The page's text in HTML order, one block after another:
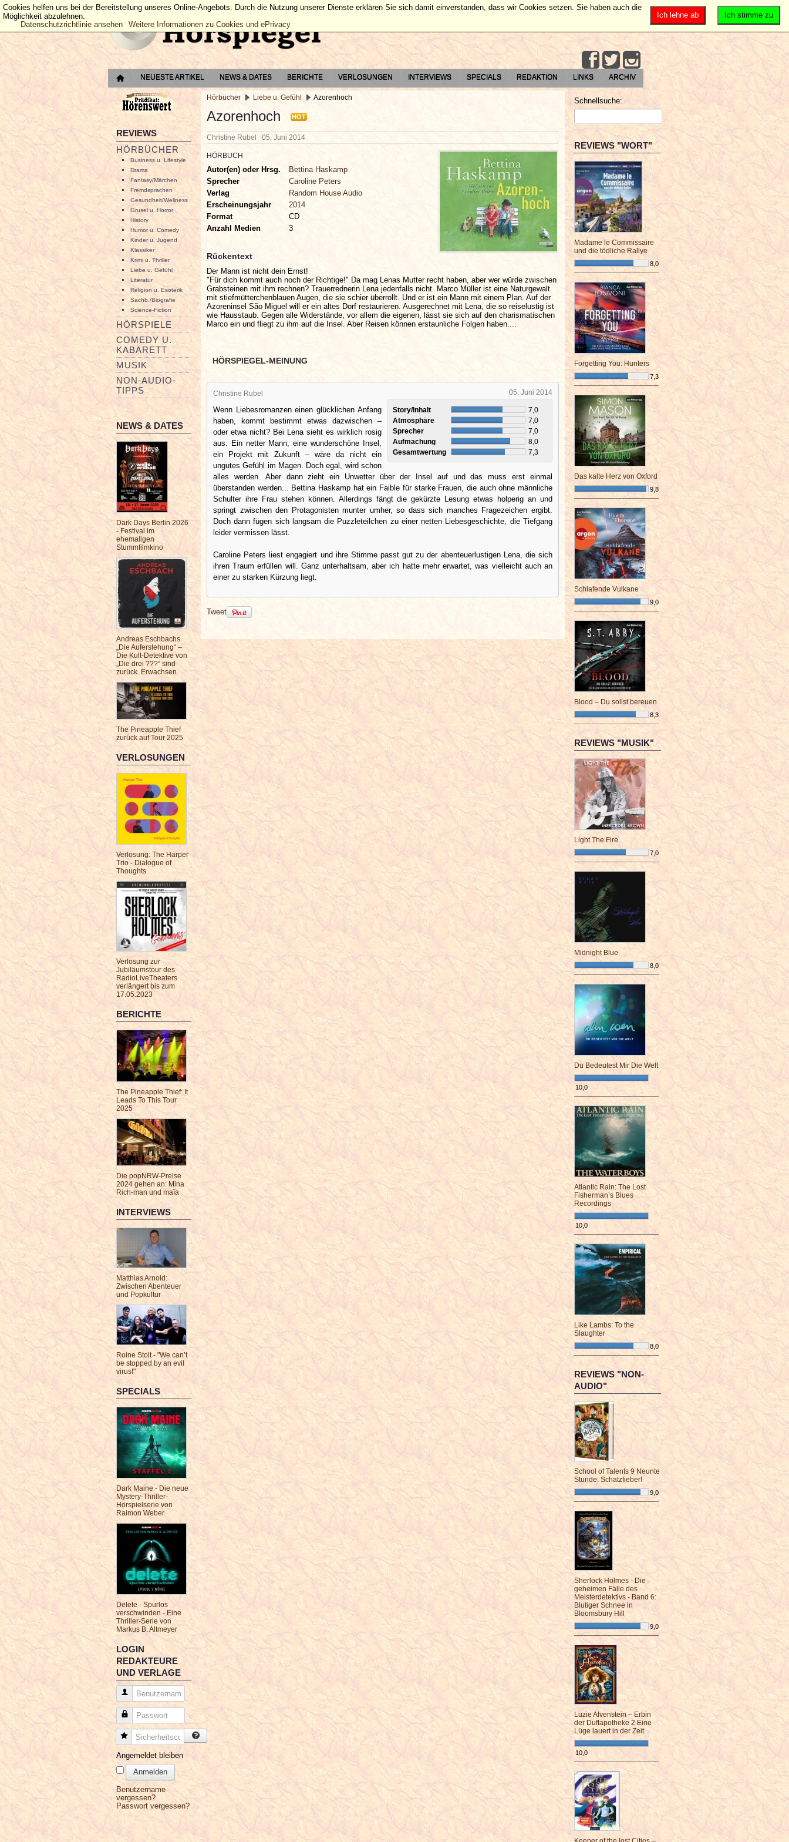
NEUESTE ARTIKEL NEWS & DATES BERICHTE VERLOSUNGEN INTERVIEWS SPECIALS REDAKTION LINKS ARCHIV
REVIEWS
HÖRBÜCHER
Business u. Lifestyle
Drama
Fantasy/Märchen
Fremdsprachen
Gesundheit/Wellness
Grusel u. Horror
History
Humor u. Comedy
Kinder u. Jugend
Klassiker
Krimi u. Thriller
Liebe u. Gefühl
Literatur
Religion u. Esoterik
Sachb./Biografie
Science-Fiction
HÖRSPIELE
COMEDY U.
KABARETT
MUSIK
NON-AUDIO-
TIPPS
NEWS & DATES
Dark Days Berlin 2026
- Festival im
ehemaligen
Stummfilmkino
Andreas Eschbachs
„Die Auferstehung“ –
Die Kult-Detektive von
„Die drei ???“ sind
zurück. Erwachsen.
The Pineapple Thief
zurück auf Tour 2025
VERLOSUNGEN
Verlosung: The Harper
Trio - Dialogue of
Thoughts
Verlosung zur
Jubiläumstour des
RadioLiveTheaters
verlängert bis zum
17.05.2023
BERICHTE
The Pineapple Thief: It
Leads To This Tour
2025
Die popNRW-Preise
2024 gehen an: Mina
Rich-man und maïa
INTERVIEWS
Matthias Arnold:
Zwischen Abenteuer
und Popkultur
Roine Stolt - "We can’t
be stopped by an evil
virus!"
SPECIALS
Dark Maine - Die neue
Mystery-Thriller-
Hörspielserie von
Raimon Weber
Delete - Spurlos
verschwinden - Eine
Thriller-Serie von
Markus B. Altmeyer
LOGIN
REDAKTEURE
UND VERLAGE
Benutzername
Passwort
Sicherheitscode
Angemeldet bleiben
Anmelden
Benutzername
vergessen?
Passwort vergessen?
Hörbücher Liebe u. Gefühl Azorenhoch
Azorenhoch HOT
Christine Rubel 05. Juni 2014
HÖRBUCH
Autor(en) oder Hrsg.
Bettina Haskamp
Sprecher
Caroline Peters
Verlag
Random House Audio
Erscheinungsjahr
2014
Format
CD
Anzahl Medien
3
Rückentext
Der Mann ist nicht dein Ernst!
"Für dich kommt auch noch der Richtige!" Da mag Lenas Mutter recht haben, aber wer würde zwischen
Grabsteinen mit ihm rechnen? Trauerrednerin Lena jedenfalls nicht. Marco Müller ist eine Naturgewalt
mit stiefmütterchenblauen Augen, die sie schier überrollt. Und er ist ein Mann mit einem Plan. Auf der
Azoreninsel São Miguel will er ein altes Dorf restaurieren. Ausgerechnet mit Lena, die so reiselustig ist
wie Hausstaub. Gegen alle Widerstände, vor allem die eigenen, lässt sie sich auf den charismatischen
Marco ein und fliegt zu ihm auf die Insel. Aber Reisen können erstaunliche Folgen haben....
HÖRSPIEGEL-MEINUNG
05. Juni 2014
Christine Rubel
Story/Inhalt
7,0
Atmosphäre
7,0
Sprecher
7,0
Aufmachung
8,0
Gesamtwertung
7,3
Wenn Liebesromanzen einen glücklichen Anfang
haben, kommt bestimmt etwas dazwischen –
oder etwa nicht? Bei Lena sieht es wirklich rosig
aus. Ein netter Mann, eine wunderschöne Insel,
ein Projekt mit Zukunft – wäre da nicht ein
ungutes Gefühl im Magen. Doch egal, wird schon
alles werden. Aber dann zieht ein Unwetter über der Insel auf und das muss erst einmal
überstanden werden... Bettina Haskamp hat ein Faible für starke Frauen, die auch ohne männliche
Schulter ihre Frau stehen können. Allerdings fängt die gekürzte Lesung etwas holperig an und
springt zwischen den Protagonisten munter umher, so dass sich manches Fragezeichen ergibt.
Doch dann fügen sich langsam die Puzzleteilchen zu einer netten Liebesgeschichte, die Tiefgang
leider vermissen lässt.
Caroline Peters liest engagiert und ihre Stimme passt gut zu der abenteuerlustigen Lena, die sich
ihren Traum erfüllen will. Ganz unterhaltsam, aber ich hatte mehr erwartet, was vielleicht auch an
einer zu starken Kürzung liegt.
Tweet
Schnellsuche:
REVIEWS "WORT"
Madame le Commissaire
und die tödliche Rallye
8,0
¯¯¯¯¯¯¯¯¯¯¯¯¯¯¯¯¯¯¯¯¯¯¯¯
Forgetting You: Hunters
7,3
¯¯¯¯¯¯¯¯¯¯¯¯¯¯¯¯¯¯¯¯¯¯¯¯
Das kalte Herz von Oxford
9,8
¯¯¯¯¯¯¯¯¯¯¯¯¯¯¯¯¯¯¯¯¯¯¯¯
Schlafende Vulkane
9,0
¯¯¯¯¯¯¯¯¯¯¯¯¯¯¯¯¯¯¯¯¯¯¯¯
Blood – Du sollst bereuen
8,3
¯¯¯¯¯¯¯¯¯¯¯¯¯¯¯¯¯¯¯¯¯¯¯¯
REVIEWS "MUSIK"
Light The Fire
7,0
¯¯¯¯¯¯¯¯¯¯¯¯¯¯¯¯¯¯¯¯¯¯¯¯
Midnight Blue
8,0
¯¯¯¯¯¯¯¯¯¯¯¯¯¯¯¯¯¯¯¯¯¯¯¯
Du Bedeutest Mir Die Welt
10,0
¯¯¯¯¯¯¯¯¯¯¯¯¯¯¯¯¯¯¯¯¯¯¯¯
Atlantic Rain: The Lost
Fisherman’s Blues
Recordings
10,0
¯¯¯¯¯¯¯¯¯¯¯¯¯¯¯¯¯¯¯¯¯¯¯¯
Like Lambs: To the
Slaughter
8,0
¯¯¯¯¯¯¯¯¯¯¯¯¯¯¯¯¯¯¯¯¯¯¯¯
REVIEWS "NON-
AUDIO"
School of Talents 9 Neunte
Stunde: Schatzfieber!
9,0
¯¯¯¯¯¯¯¯¯¯¯¯¯¯¯¯¯¯¯¯¯¯¯¯
Sherlock Holmes - Die
geheimen Fälle des
Meisterdetektivs - Band 6:
Blutiger Schnee in
Bloomsbury Hill
9,0
¯¯¯¯¯¯¯¯¯¯¯¯¯¯¯¯¯¯¯¯¯¯¯¯
Luzie Alvenstein – Erbin
der Duftapotheke 2 Eine
Lüge lauert in der Zeit
10,0
¯¯¯¯¯¯¯¯¯¯¯¯¯¯¯¯¯¯¯¯¯¯¯¯
Ich stimme zu
Ich lehne ab
Cookies helfen uns bei der Bereitstellung unseres Online-Angebots. Durch die Nutzung unserer Dienste erklären Sie sich damit einverstanden, dass wir Cookies setzen. Sie haben auch die
Möglichkeit abzulehnen.
Datenschutzrichtlinie ansehen
Weitere Informationen zu Cookies und ePrivacy